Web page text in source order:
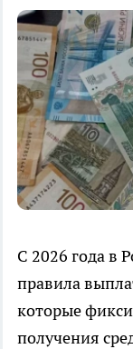
С 2026 года в
правила
которые
получения